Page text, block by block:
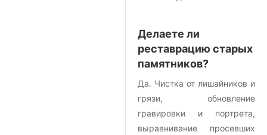
Делаете ли
реставрацию старых
памятников?
Да. Чистка от лишайников и
грязи, обновление
гравировки и портрета,
выравнивание просевших